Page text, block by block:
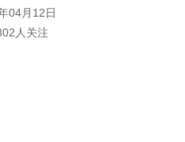
04月12日
人关注